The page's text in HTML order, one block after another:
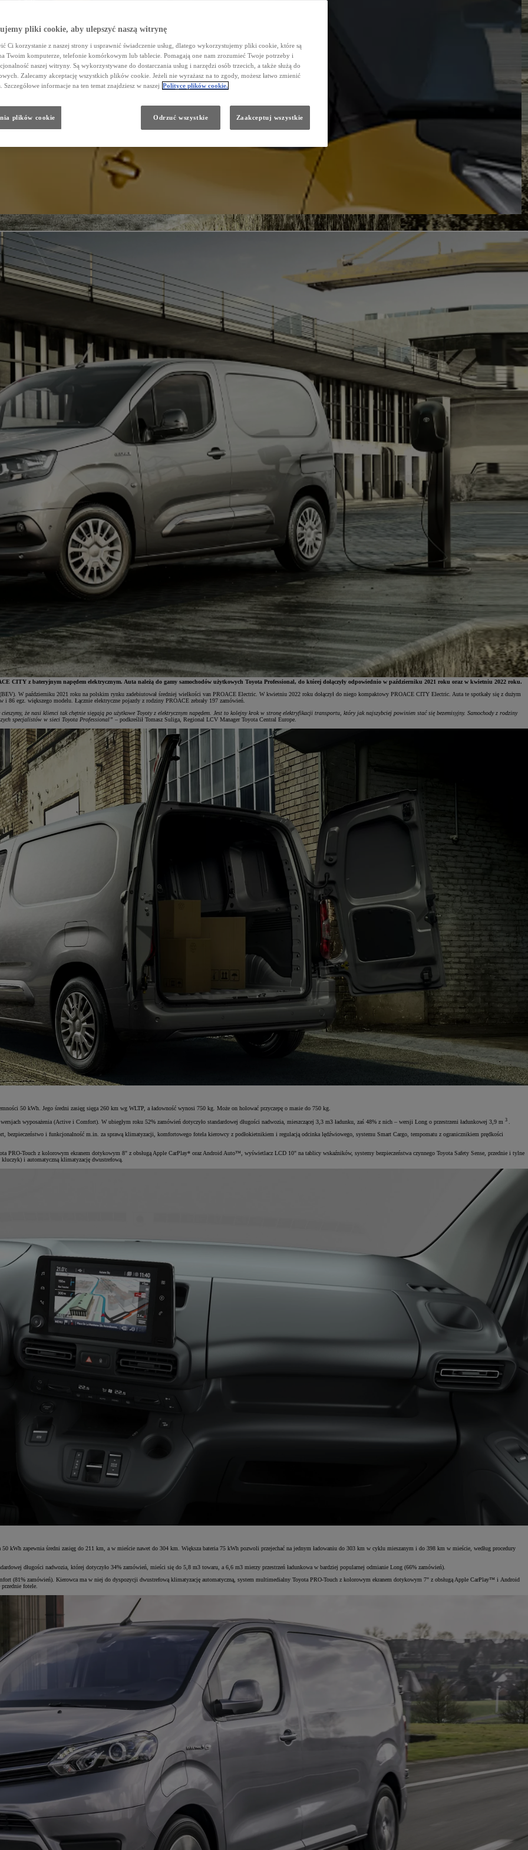
CITY z bateryjnym napędem elektrycznym. Auta należą do gamy samochodów użytkowych Toyota Professional, do której dołączyły odpowiednio w październiku 2021 roku oraz w kwietniu 2022 roku.
W październiku 2021 roku na polskim rynku zadebiutował średniej wielkości van PROACE Electric. W kwietniu 2022 roku dołączył do niego kompaktowy PROACE CITY Electric. Auta te spotkały się z dużym
egz. większego modelu. Łącznie elektryczne pojazdy z rodziny PROACE zebrały 197 zamówień.
że nasi klienci tak chętnie sięgają po użytkowe Toyoty z elektrycznym napędem. Jest to kolejny krok w stronę elektryfikacji transportu, który jak najszybciej powinien stać się bezemisyjny. Samochody z rodziny
specjalistów w sieci Toyota Professional” – podkreślił Tomasz Suliga, Regional LCV Manager Toyota Central Europe.
50 kWh. Jego średni zasięg sięga 260 km wg WLTP, a ładowność wynosi 750 kg. Może on holować przyczepę o masie do 750 kg.
wyposażenia (Active i Comfort). W ubiegłym roku 52% zamówień dotyczyło standardowej długości nadwozia, mieszczącej 3,3 m3 ładunku, zaś 48% z nich – wersji Long o przestrzeni ładunkowej 3,9 m 3 .
i funkcjonalność m.in. za sprawą klimatyzacji, komfortowego fotela kierowcy z podłokietnikiem i regulacją odcinka lędźwiowego, systemu Smart Cargo, tempomatu z ogranicznikiem prędkości
Touch z kolorowym ekranem dotykowym 8" z obsługą Apple CarPlay* oraz Android Auto™, wyświetlacz LCD 10" na tablicy wskaźników, systemy bezpieczeństwa czynnego Toyota Safety Sense, przednie i tylne
i automatyczną klimatyzację dwustrefową.
kWh zapewnia średni zasięg do 211 km, a w mieście nawet do 304 km. Większa bateria 75 kWh pozwoli przejechać na jednym ładowaniu do 303 km w cyklu mieszanym i do 398 km w mieście, według procedury
długości nadwozia, której dotyczyło 34% zamówień, mieści się do 5,8 m3 towaru, a 6,6 m3 mierzy przestrzeń ładunkowa w bardziej popularnej odmianie Long (66% zamówień).
(81% zamówień). Kierowca ma w niej do dyspozycji dwustrefową klimatyzację automatyczną, system multimedialny Toyota PRO-Touch z kolorowym ekranem dotykowym 7" z obsługą Apple CarPlay™ i Android
fotele.
pliki cookie, aby ulepszyć naszą witrynę
Ci korzystanie z naszej strony i usprawnić świadczenie usług, dlatego wykorzystujemy pliki cookie, które są
Twoim komputerze, telefonie komórkowym lub tablecie. Pomagają one nam zrozumieć Twoje potrzeby i
naszej witryny. Są wykorzystywane do dostarczania usług i narzędzi osób trzecich, a także służą do
Zalecamy akceptację wszystkich plików cookie. Jeżeli nie wyrażasz na to zgody, możesz łatwo zmienić
Szczegółowe informacje na ten temat znajdziesz w naszej Polityce plików cookie.
Odrzuć wszystkie Zaakceptuj wszystkie
plików cookie